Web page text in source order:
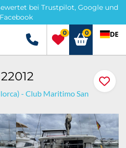
bei Trustpilot, Google und
Facebook
+49 5741 3222690
0 0 DE
- Club Maritimo San